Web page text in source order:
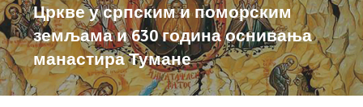
Цркве у српским и поморским
земљама и 630 година оснивања
манастира Тумане